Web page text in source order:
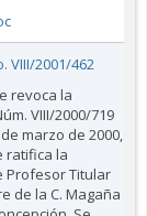
VIII/2001/462
revoca la
VIII/2000/719
marzo de 2000,
ratifica la
Profesor Titular
de la C. Magaña